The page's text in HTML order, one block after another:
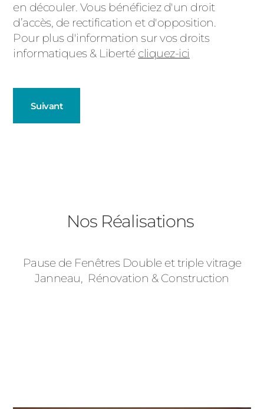
en découler. Vous bénéficiez d'un droit
d’accès, de rectification et d'opposition.
Pour plus d'information sur vos droits
informatiques & Liberté cliquez-ici
Suivant
Type de logement
Nos Réalisations
Pause de Fenêtres Double et triple vitrage
Janneau, Rénovation & Construction